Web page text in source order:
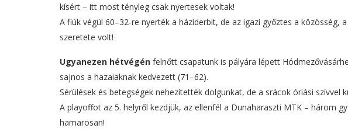
kísért – itt most tényleg csak nyertesek voltak!
A fiúk végül 60–32-re nyerték a háziderbit, de az igazi győztes a közösség,
szeretete volt!
Ugyanezen hétvégén felnőtt csapatunk is pályára lépett
sajnos a hazaiaknak kedvezett (71–62).
Sérülések és betegségek nehezítették dolgunkat, de a srácok óriási szívvel
A playoffot az 5. helyről kezdjük, az ellenfél a Dunaharaszti MTK – három
hamarosan!